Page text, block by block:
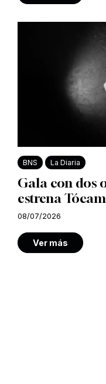
BNS La Diaria
Gala con dos
estrena
08/07/2026
Ver más